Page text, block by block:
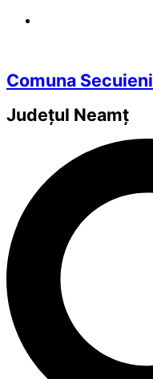
Comuna Secuieni
Județul Neamț